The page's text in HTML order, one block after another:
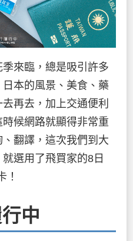
來臨，總是吸引許多
本的風景、美食、藥
再去，加上交通便利
候網路就顯得非常重
翻譯，這次我們到大
選用了飛買家的8日
！
中